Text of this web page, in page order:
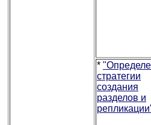
*
стратегии
создания
разделов и